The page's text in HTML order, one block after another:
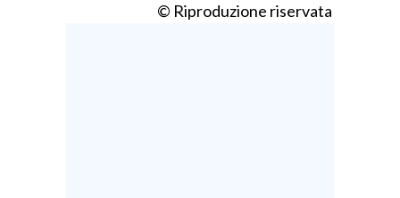
© Riproduzione riservata